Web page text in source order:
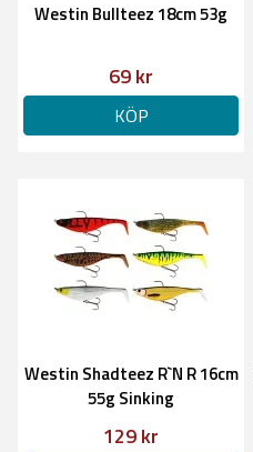
Westin Bullteez 18cm 53g
69 kr
KÖP
Westin Shadteez R`N R 16cm
55g Sinking
129 kr